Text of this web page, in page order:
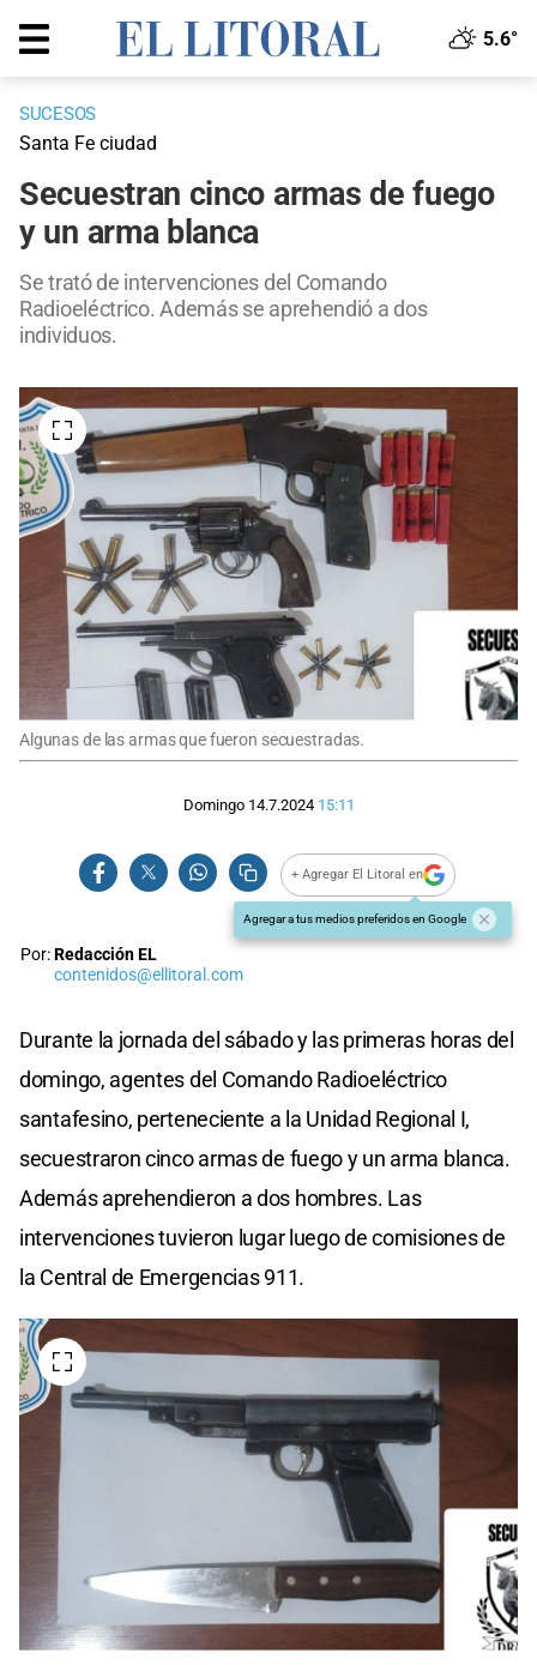
5.6°
SUCESOS
Santa Fe ciudad
Secuestran cinco armas de fuego
y un arma blanca
Se trató de intervenciones del Comando
Radioeléctrico. Además se aprehendió a dos
individuos.
Algunas de las armas que fueron secuestradas.
Domingo 14.7.2024 15:11
+ Agregar El Litoral en
Agregar a tus medios preferidos en Google
Por:Redacción EL
contenidos@ellitoral.com
Durante la jornada del sábado y las primeras horas del
domingo, agentes del Comando Radioeléctrico
santafesino, perteneciente a la Unidad Regional I,
secuestraron cinco armas de fuego y un arma blanca.
Además aprehendieron a dos hombres. Las
intervenciones tuvieron lugar luego de comisiones de
la Central de Emergencias 911.